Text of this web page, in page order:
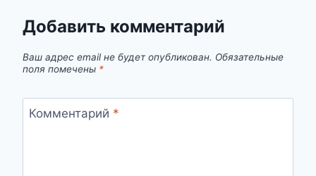
Добавить комментарий
Ваш адрес email не будет опубликован. Обязательные
поля помечены *
Комментарий *